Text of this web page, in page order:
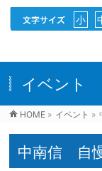
小
イベント
HOME » イベント »
中南信 自